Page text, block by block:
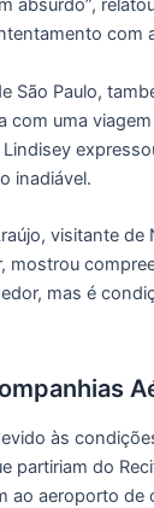
absurdo”,
com
São Paulo,
com uma
inadiável.
visitante de
mostrou
mas é
às
partiriam do
ao aeroporto de